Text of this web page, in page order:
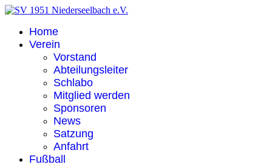
Home
Verein
Vorstand
Abteilungsleiter
Schlabo
Mitglied werden
Sponsoren
News
Satzung
Anfahrt
Fußball